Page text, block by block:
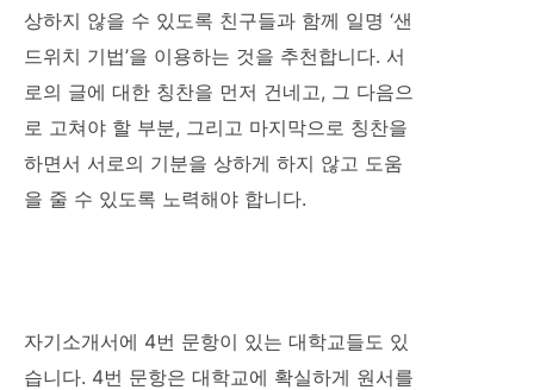
상하지 않을 수 있도록 친구들과 함께 일명 ‘샌
드위치 기법’을 이용하는 것을 추천합니다. 서
로의 글에 대한 칭찬을 먼저 건네고, 그 다음으
로 고쳐야 할 부분, 그리고 마지막으로 칭찬을
하면서 서로의 기분을 상하게 하지 않고 도움
을 줄 수 있도록 노력해야 합니다.
자기소개서에 4번 문항이 있는 대학교들도 있
습니다. 4번 문항은 대학교에 확실하게 원서를